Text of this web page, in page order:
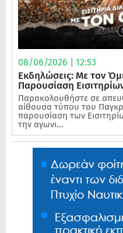
08/06/2026 | 12:53
Εκδηλώσεις: Με τον
Παρουσίαση
Παρακολουθήστε σε
αίθουσα τύπου του
παρουσίαση των
την αγωνι...